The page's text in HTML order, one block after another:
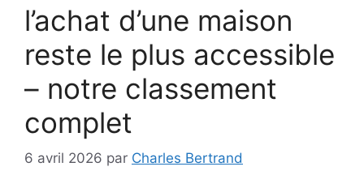
l’achat d’une maison
reste le plus accessible
– notre classement
complet
6 avril 2026 par Charles Bertrand